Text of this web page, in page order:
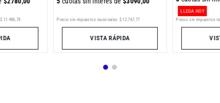
$ 11 .486,78 Precio sin impuestos nacionales: $ 12.767,77
VISTA RÁPIDA
LLEGA HOY
Precio sin impuestos